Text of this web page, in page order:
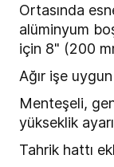
Ortasında
alüminyum
için 8" (200
Ağır işe
Menteşeli,
yükseklik
Tahrik hattı